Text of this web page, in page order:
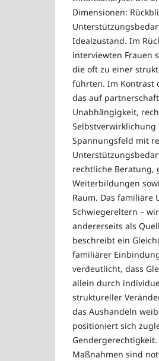
Dimensionen:
Idealzustand. Im
interviewten Frauen
die oft zu einer
führten. Im Kontrast
das auf
Unabhängigkeit,
Selbstverwirklichung
Spannungsfeld mit
rechtliche Beratung,
Weiterbildungen
Raum. Das familiäre
Schwiegereltern –
andererseits als
beschreibt ein
familiärer
verdeutlicht, dass
allein durch
struktureller
das Aushandeln
positioniert sich
Maßnahmen sind